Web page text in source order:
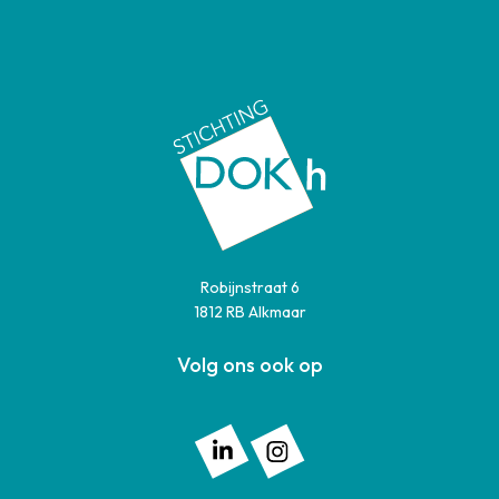
Robijnstraat 6
1812 RB Alkmaar
Volg ons ook op
Volg ons op: Linkedin